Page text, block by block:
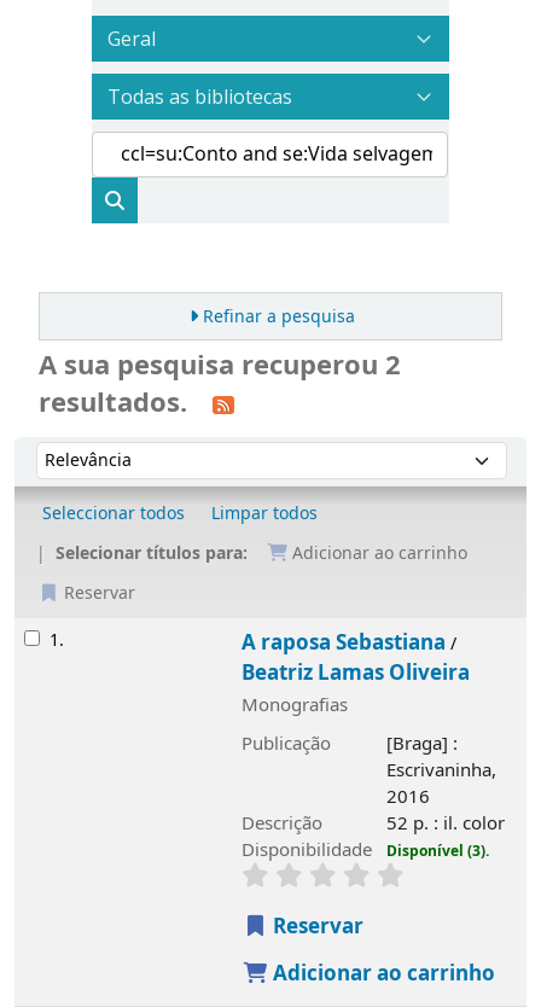
Refinar a pesquisa
A sua pesquisa recuperou 2
resultados.
Ordenar
Ordenar por:
Seleccionar todos
Limpar todos
Selecionar títulos para:
Adicionar ao carrinho
Reservar
Resultados
1. A raposa Sebastiana /
Beatriz Lamas Oliveira
Monografias
Publicação
[Braga] :
Escrivaninha,
2016
Descrição
52 p. : il. color
Disponibilidade
Disponível (3).
Reservar
Adicionar ao carrinho